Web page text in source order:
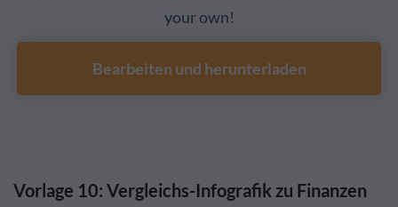
your own!
Bearbeiten und herunterladen
Vorlage 10: Vergleichs-Infografik zu Finanzen